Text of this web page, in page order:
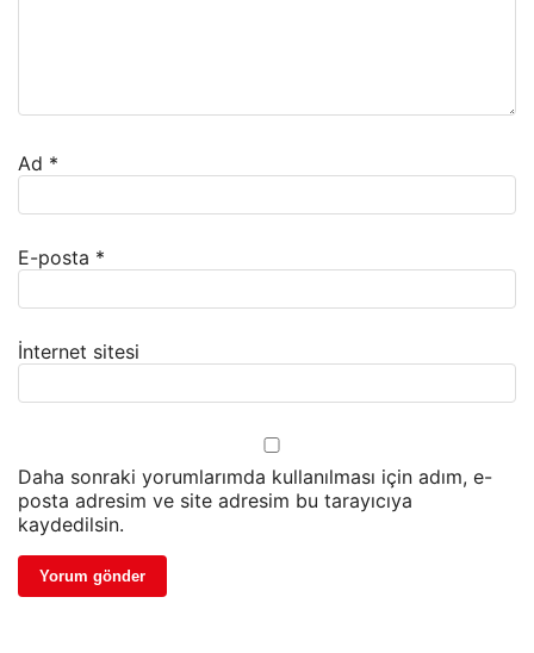
Ad *
E-posta *
İnternet sitesi
Daha sonraki yorumlarımda kullanılması için adım, e-
posta adresim ve site adresim bu tarayıcıya
kaydedilsin.